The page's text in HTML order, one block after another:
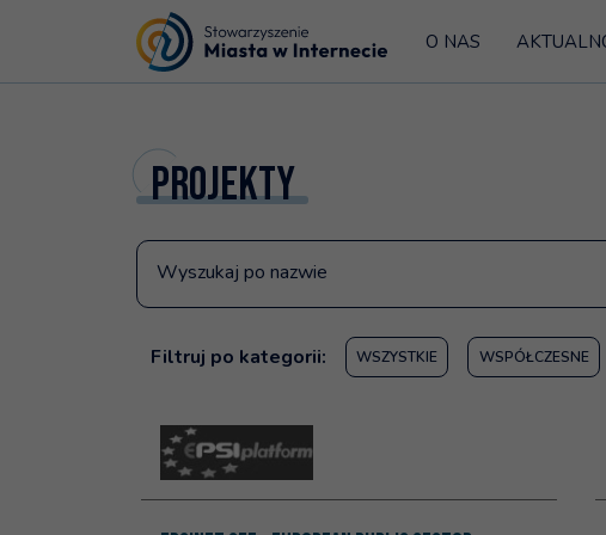
Strona główna O NAS
Projekty
Wyszukaj po nazwie
Filtruj po kategorii: WSZYSTKIE WSPÓŁCZESNE
Lista wpisów
Więcej na temat: EPSINET CEE - European Public